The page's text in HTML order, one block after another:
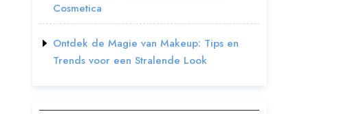
Cosmetica
Ontdek de Magie van Makeup: Tips en
Trends voor een Stralende Look